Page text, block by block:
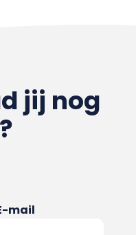
jij nog
mail